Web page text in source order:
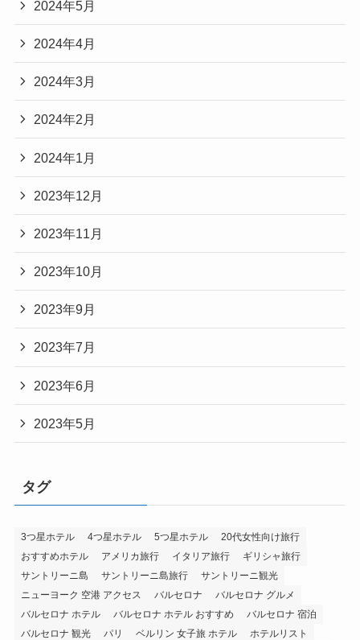
2024年5月
2024年4月
2024年3月
2024年2月
2024年1月
2023年12月
2023年11月
2023年10月
2023年9月
2023年7月
2023年6月
2023年5月
タグ
3つ星ホテル 4つ星ホテル 5つ星ホテル
20代女性向け旅行
おすすめホテル
アメリカ旅行 イタリア旅行
ギリシャ旅行
サントリーニ島
サントリーニ島旅行
サントリーニ観光
ニューヨーク 空港 アクセス
バルセロナ
バルセロナ グルメ
バルセロナ ホテル
バルセロナ ホテル おすすめ
バルセロナ 宿泊
バルセロナ 観光
パリ ベルリン 女子旅 ホテル
ホテルリスト